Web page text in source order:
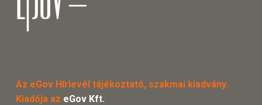
Az eGov Hírlevél tájékoztató, szakmai kiadvány.
Kiadója az eGov Kft.